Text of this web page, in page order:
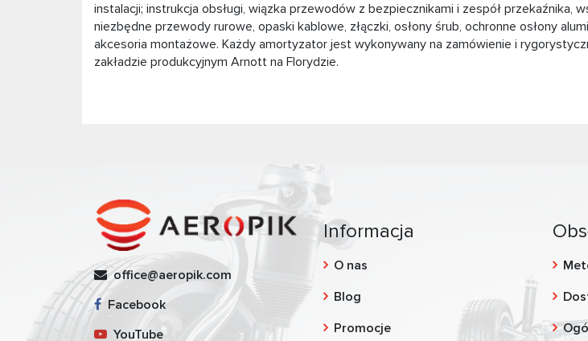
instalacji; instrukcja obsługi, wiązka przewodów z bezpiecznikami i zespół przekaźnika,
niezbędne przewody rurowe, opaski kablowe, złączki, osłony śrub, ochronne osłony
akcesoria montażowe. Każdy amortyzator jest wykonywany na zamówienie i
zakładzie produkcyjnym Arnott na Florydzie.
office@aeropik.com
Facebook
YouTube
Informacja
O nas
Blog
Promocje